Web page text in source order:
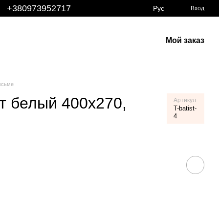
+380973952717 Рус Вход
Мой заказ
белый 400х270, Артикул
T-batist-
4